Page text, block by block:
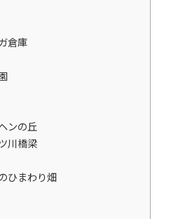
倉庫
ンの丘
川橋梁
ひまわり畑